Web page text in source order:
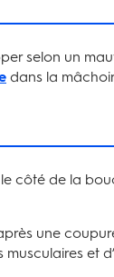
selon un
dans la
côté de la
une
et